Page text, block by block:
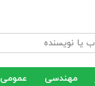
مهندسی عمومی